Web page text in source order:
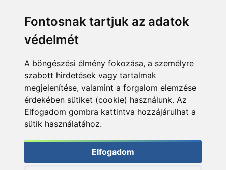
Fontosnak tartjuk az adatok
védelmét
A böngészési élmény fokozása, a személyre
szabott hirdetések vagy tartalmak
megjelenítése, valamint a forgalom elemzése
érdekében sütiket (cookie) használunk. Az
Elfogadom gombra kattintva hozzájárulhat a
sütik használatához.
Elfogadom